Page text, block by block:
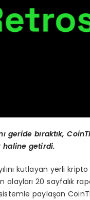
ı geride bıraktık,
haline getirdi.
kutlayan yerli
olayları 20 sayfalık
paylaşan